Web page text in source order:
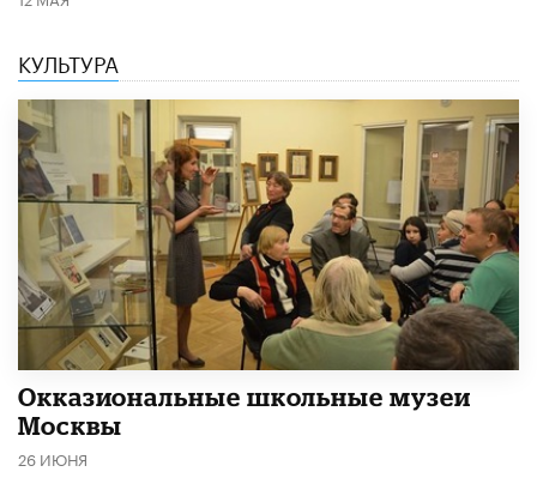
КУЛЬТУРА
​Окказиональные школьные музеи
Москвы
26 ИЮНЯ